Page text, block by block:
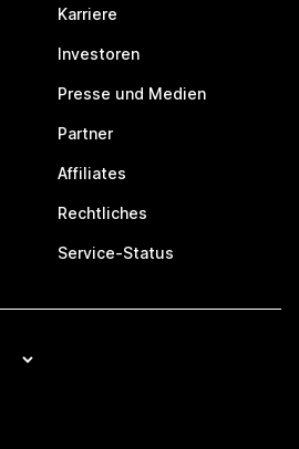
Karriere
Investoren
Presse und Medien
Partner
Affiliates
Rechtliches
Service-Status